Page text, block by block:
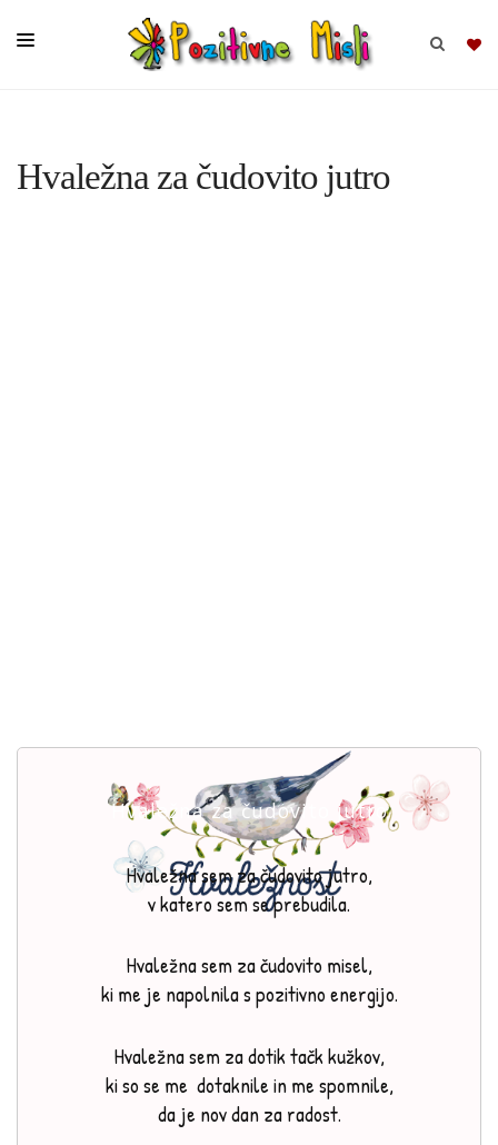
Hvaležna za čudovito jutro
Hvaležna za čudovito jutro
Hvaležna sem za čudovito jutro,
v katero sem se prebudila.
Hvaležna sem za čudovito misel,
ki me je napolnila s pozitivno energijo.
Hvaležna sem za dotik tačk kužkov,
ki so se me dotaknile in me spomnile,
da je nov dan za radost.